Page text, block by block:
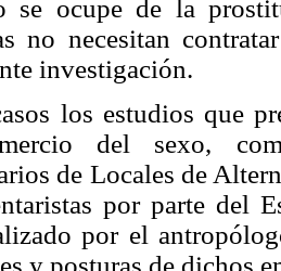
se ocupe de la
no necesitan
investigación.
los estudios que
del sexo,
de Locales de
por parte del
por el